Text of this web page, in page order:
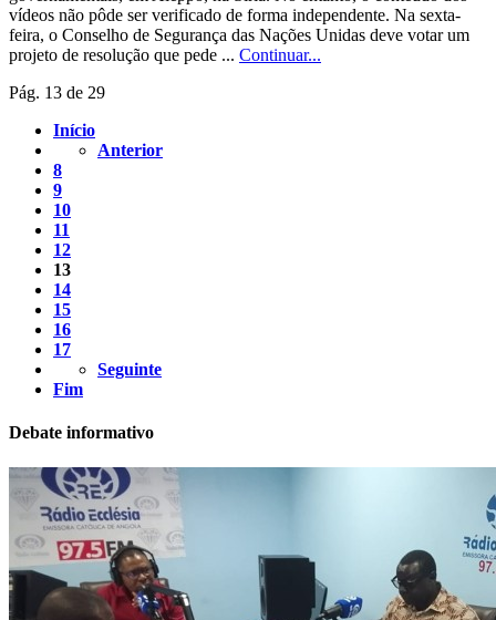
vídeos não pôde ser verificado de forma independente. Na sexta-
feira, o Conselho de Segurança das Nações Unidas deve votar um
projeto de resolução que pede ... Continuar...
Pág. 13 de 29
Início
Anterior
8
9
10
11
12
13
14
15
16
17
Seguinte
Fim
Debate informativo